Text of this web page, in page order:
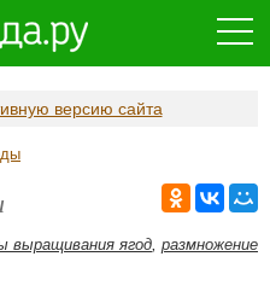
версию сайта
выращивания ягод, размножение